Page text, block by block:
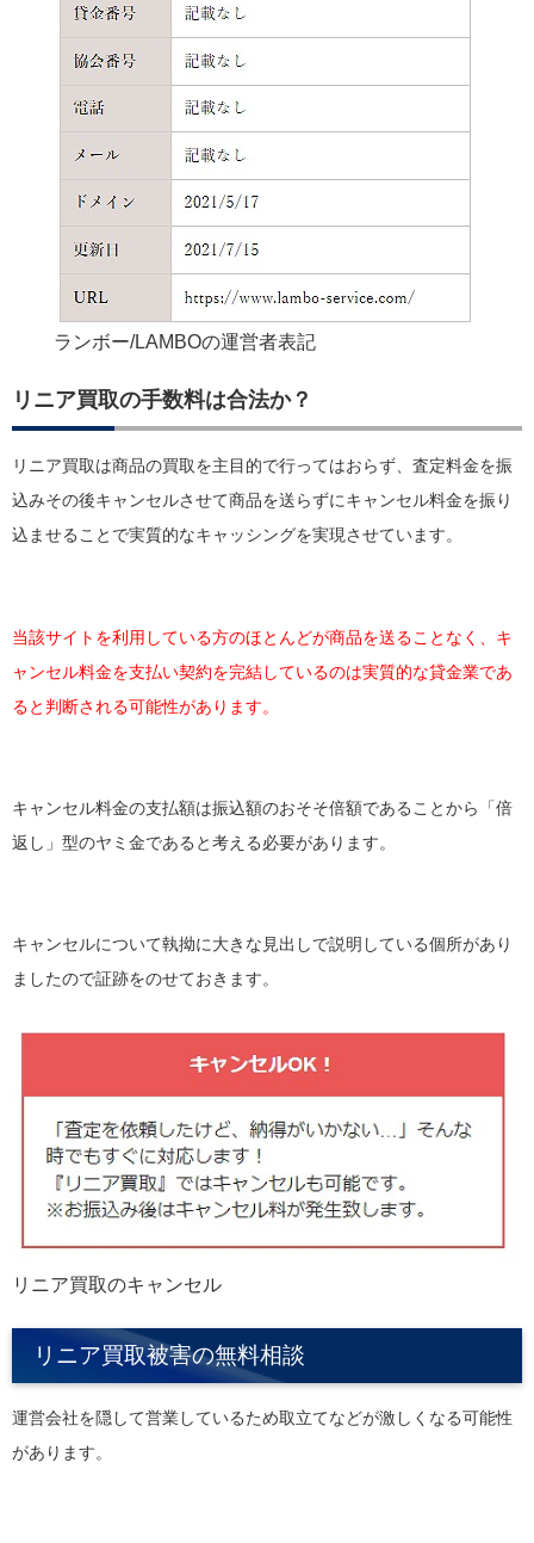
ランボー/LAMBOの運営者表記
リニア買取の手数料は合法か？
リニア買取は商品の買取を主目的で行ってはおらず、査定料金を振
込みその後キャンセルさせて商品を送らずにキャンセル料金を振り
込ませることで実質的なキャッシングを実現させています。
当該サイトを利用している方のほとんどが商品を送ることなく、キ
ャンセル料金を支払い契約を完結しているのは実質的な貸金業であ
ると判断される可能性があります。
キャンセル料金の支払額は振込額のおそそ倍額であることから「倍
返し」型のヤミ金であると考える必要があります。
キャンセルについて執拗に大きな見出しで説明している個所があり
ましたので証跡をのせておきます。
リニア買取のキャンセル
リニア買取被害の無料相談
運営会社を隠して営業しているため取立てなどが激しくなる可能性
があります。